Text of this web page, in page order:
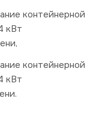
контейнерной
кВт
контейнерной
кВт